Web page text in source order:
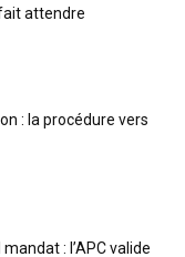
attendre
: la procédure vers
: l’APC valide